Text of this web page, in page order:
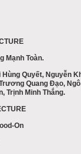
Mạnh Toàn.
Hùng Quyết, Nguyễn
Quang Đạo,
Trịnh Minh Thắng.
On